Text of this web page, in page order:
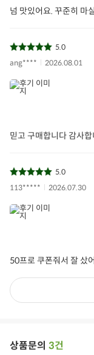
넘 맛있어요. 꾸준히 마
5.0
ang****
2026.08.01
믿고 구매합니다 감사
5.0
113*****
2026.07.30
50프로 쿠폰줘서 잘 샀
상품문의 3건